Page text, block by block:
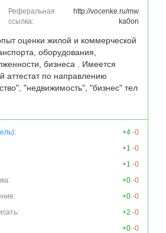
Реферальная
ссылка:
http://vocenke.ru/mw
ka0on
оценки жилой и коммерческой
оборудования,
бизнеса . Имеется
аттестат по направлению
"недвижимость", "бизнес" тел
+4 -0
+1 -0
+1 -0
+0 -0
+0 -0
+2 -0
+0 -0